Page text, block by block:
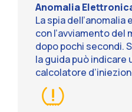
Anomalia
La spia
con l’avviamento del
dopo pochi secondi.
la guida può indicare
calcolatore